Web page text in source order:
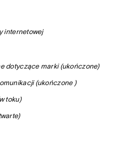
internetowej
dotyczące marki (ukończone)
(ukończone )
toku)